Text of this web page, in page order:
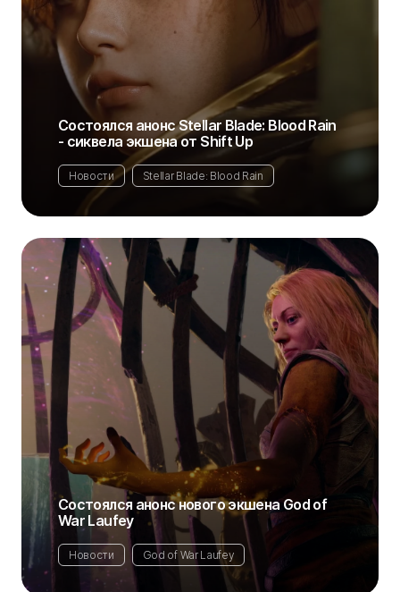
Состоялся анонс Stellar Blade: Blood Rain
- сиквела экшена от Shift Up
Новости Stellar Blade: Blood Rain
Состоялся анонс нового экшена God of
War Laufey
Новости God of War Laufey